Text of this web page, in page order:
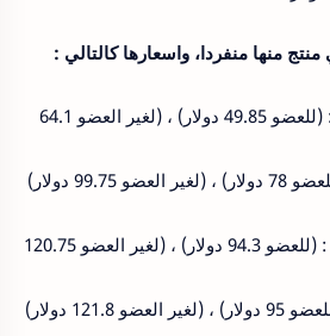
منظف جيمبيوري : (للعضو 49.85 دولار) ، (لغير العضو 64.1
تونر جيمبيوري : (للعضو 78 دولار) ، (لغير العضو 99.75 دولار)
سيروم جيمبيوري : (للعضو 94.3 دولار) ، (لغير العضو 120.75
زيت جيمبيوري : (للعضو 95 دولار) ، (لغير العضو 121.8 دولار)